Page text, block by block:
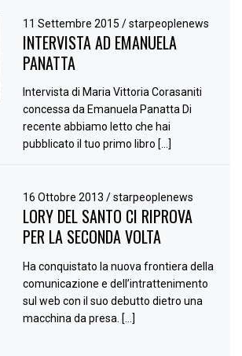
11 Settembre 2015/ starpeoplenews
INTERVISTA AD EMANUELA
PANATTA
Intervista di Maria Vittoria Corasaniti
concessa da Emanuela Panatta Di
recente abbiamo letto che hai
pubblicato il tuo primo libro […]
16 Ottobre 2013/ starpeoplenews
LORY DEL SANTO CI RIPROVA
PER LA SECONDA VOLTA
Ha conquistato la nuova frontiera della
comunicazione e dell’intrattenimento
sul web con il suo debutto dietro una
macchina da presa. […]